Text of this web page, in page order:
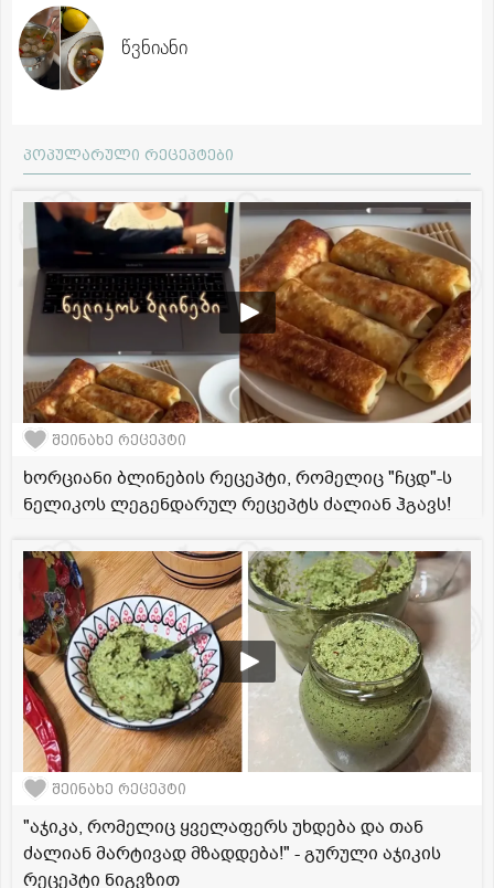
წვნიანი
პოპულარული რეცეპტები
შეინახე რეცეპტი
ხორციანი ბლინების რეცეპტი, რომელიც "ჩცდ"-ს
ნელიკოს ლეგენდარულ რეცეპტს ძალიან ჰგავს!
შეინახე რეცეპტი
"აჯიკა, რომელიც ყველაფერს უხდება და თან
ძალიან მარტივად მზადდება!" - გურული აჯიკის
რეცეპტი ნიგვზით